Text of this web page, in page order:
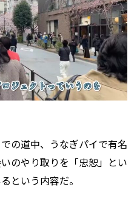
の道中、うなぎパイで有名
のやり取りを「忠恕」とい
という内容だ。